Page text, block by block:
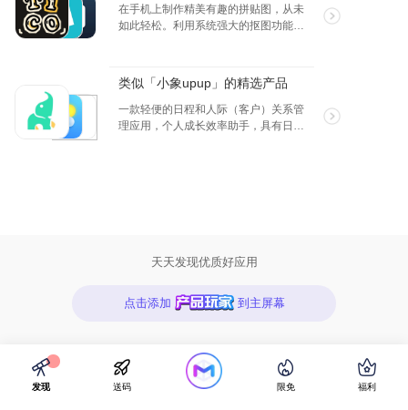
业互动质量，提供了前所未有的真实感
和个性化反馈。 选择 HiMoss，您将体验
在手机上制作精美有趣的拼贴图，从未
如此轻松。利用系统强大的抠图功能，
独树一帜的图片快速呈现。
类似「小象upup」的精选产品
一款轻便的日程和人际（客户）关系管
理应用，个人成长效率助手，具有日程
天天发现优质好应用
点击添加 到主屏幕
发现 送码 限免 福利